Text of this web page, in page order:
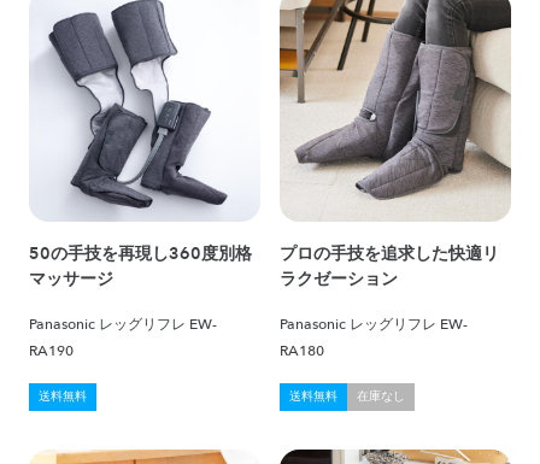
50の手技を再現し360度別格
マッサージ
Panasonic レッグリフレ EW-
RA190
送料無料
プロの手技を追求した快適リ
ラクゼーション
Panasonic レッグリフレ EW-
RA180
送料無料 在庫なし